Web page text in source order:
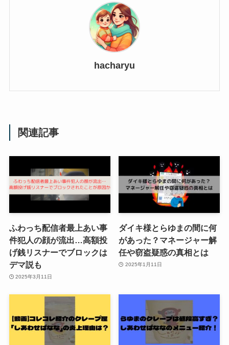
hacharyu
関連記事
ふわっち配信者最上あい事
件犯人の顔が流出…高額投
げ銭リスナーでブロックは
デマ説も
2025年3月11日
ダイキ様とらゆまの間に何
があった？マネージャー解
任や窃盗疑惑の真相とは
2025年1月11日